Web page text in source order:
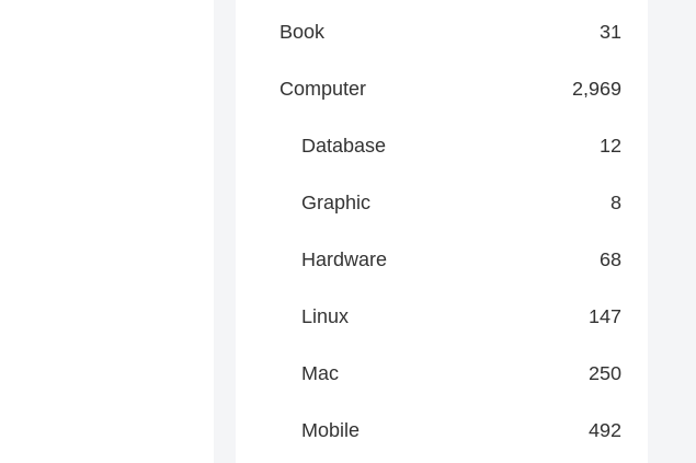
Book 31
Computer 2,969
Database 12
Graphic 8
Hardware 68
Linux 147
Mac 250
Mobile 492